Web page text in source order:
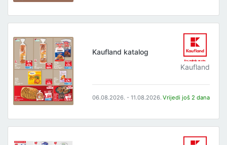
Kaufland katalog
Kaufland
06.08.2026. - 11.08.2026. Vrijedi još 2 dana